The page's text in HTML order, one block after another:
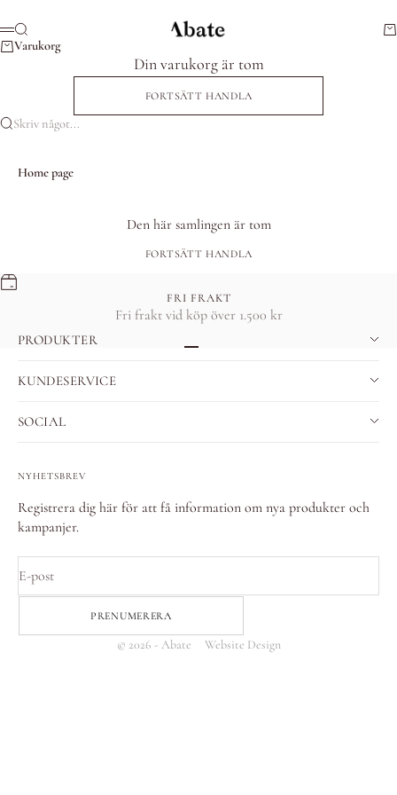
Abate
Meny
Sök
Varukorg
Din varukorg är tom
FORTSÄTT HANDLA
Skriv något...
Home page
Den här samlingen är tom
FORTSÄTT HANDLA
FRI FRAKT
Fri frakt vid köp över 1.500 kr
PRODUKTER
KUNDESERVICE
SOCIAL
NYHETSBREV
Registrera dig här för att få information om nya produkter och
kampanjer.
E-post
PRENUMERERA
© 2026 - Abate Website Design